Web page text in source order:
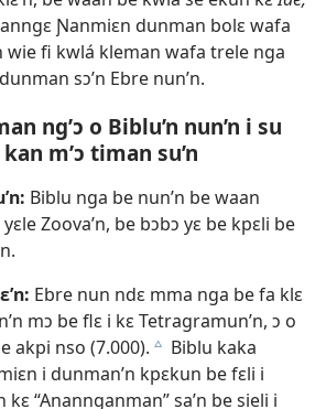
Ɲanmiɛn dunman bolɛ wafa
wie fi kwlá kleman wafa trele nga
sɔ’n Ebre nun’n.
ng’ɔ o Biblu’n nun’n i su
m’ɔ timan su’n
Biblu nga be nun’n be waan
Zoova’n, be bɔbɔ yɛ be kpɛli be
Ebre nun ndɛ mma nga be fa klɛ
mɔ be flɛ i kɛ Tetragramun’n, ɔ o
akpi nso (7.000). c Biblu kaka
i dunman’n kpɛkun be fɛli i
“Anannganman” sa’n be sieli i